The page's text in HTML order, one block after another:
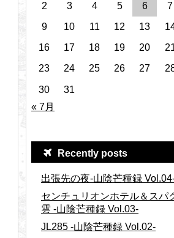
2
3 4 5 6 7
9
10 11 12 13
16
17 18 19 20
23
24 25 26 27
30
31
« 7月
Recently posts
出張先の夜-山陰芒種録
センチュリオンホテル＆スパ
雲 -山陰芒種録 Vol.03-
JL285 -山陰芒種録 Vol.02-